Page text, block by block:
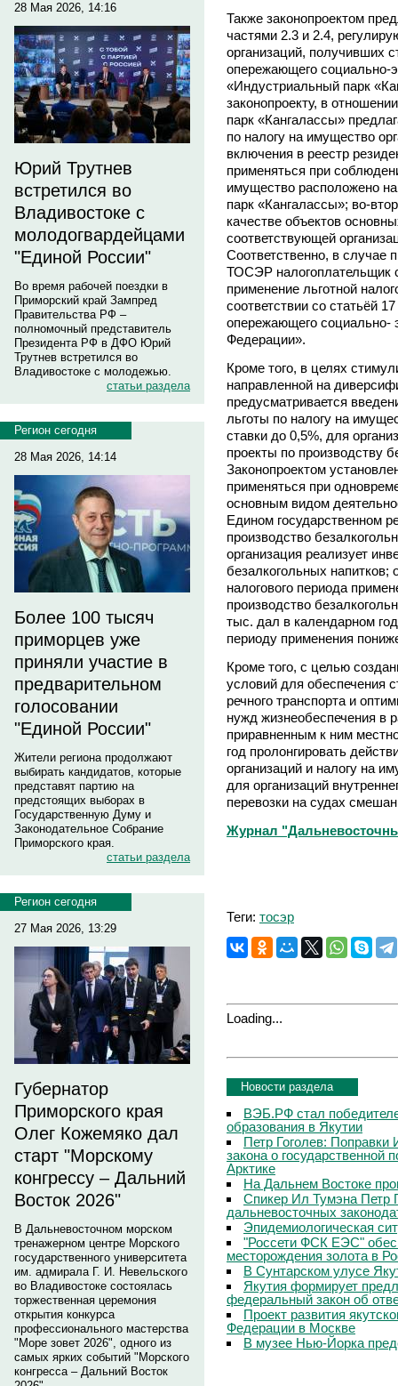
28 Мая 2026, 14:16
Юрий Трутнев
встретился во
Владивостоке с
молодогвардейцами
"Единой России"
Во время рабочей поездки в
Приморский край Зампред
Правительства РФ –
полномочный представитель
Президента РФ в ДФО Юрий
Трутнев встретился во
Владивостоке с молодежью.
статьи раздела
Регион сегодня
28 Мая 2026, 14:14
Более 100 тысяч
приморцев уже
приняли участие в
предварительном
голосовании
"Единой России"
Жители региона продолжают
выбирать кандидатов, которые
представят партию на
предстоящих выборах в
Государственную Думу и
Законодательное Собрание
Приморского края.
статьи раздела
Регион сегодня
27 Мая 2026, 13:29
Губернатор
Приморского края
Олег Кожемяко дал
старт "Морскому
конгрессу – Дальний
Восток 2026"
В Дальневосточном морском
тренажерном центре Морского
государственного университета
им. адмирала Г. И. Невельского
во Владивостоке состоялась
торжественная церемония
открытия конкурса
профессионального мастерства
"Море зовет 2026", одного из
самых ярких событий "Морского
конгресса – Дальний Восток
Также законопроектом
частями 2.3 и 2.4,
организаций, получивших
опережающего социально-
«Индустриальный парк
законопроекту, в
парк «Кангалассы»
по налогу на имущество
включения в реестр
применяться при
имущество расположено
парк «Кангалассы»; во-
качестве объектов
соответствующей
Соответственно, в случае
ТОСЭР налогоплательщик
применение льготной
соответствии со статьёй
опережающего социально-
Федерации».
Кроме того, в целях
направленной на
предусматривается
льготы по налогу на
ставки до 0,5%, для
проекты по производству
Законопроектом
применяться при
основным видом
Едином государственном
производство
организация реализует
безалкогольных напитков;
налогового периода
производство
тыс. дал в календарном
периоду применения
Кроме того, с целью
условий для обеспечения
речного транспорта и
нужд жизнеобеспечения в
приравненным к ним
год пролонгировать
организаций и налогу на
для организаций
перевозки на судах
Журнал
Теги: тосэр
Loading...
Новости раздела
ВЭБ.РФ стал
образования в Якутии
Петр Гоголев:
закона о государственной
Арктике
На Дальнем Востоке
Спикер Ил Тумэна Петр
дальневосточных
Эпидемиологическая
"Россети ФСК ЕЭС"
месторождения золота в
В Сунтарском улусе
Якутия формирует
федеральный закон об
Проект развития
Федерации в Москве
В музее Нью-Йорка